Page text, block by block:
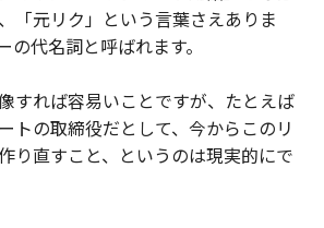
「元リク」という言葉さえありま
の代名詞と呼ばれます。
すれば容易いことですが、たとえば
トの取締役だとして、今からこのリ
り直すこと、というのは現実的にで